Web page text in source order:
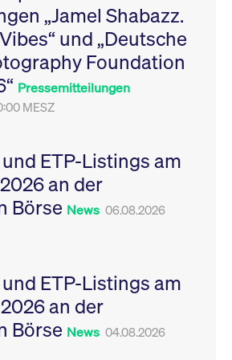
„Jamel Shabazz.
und „Deutsche
Foundation
Pressemitteilungen
MESZ
ETP-Listings am
an der
Börse News 06.08.2026
ETP-Listings am
an der
Börse News 04.08.2026
Leistung der Website
zu messen. Es handelt
sich um ein Muster-
Cookie, bei dem auf
das Präfix _pk_ses
eine kurze Reihe von
YouTube
.youtube.com
6
Monate
Dieses Cookie dient
Speicherung der
Einwilligungs- und
des Nutzers für ihre
Interaktion mit der
Sitzungen geehrt